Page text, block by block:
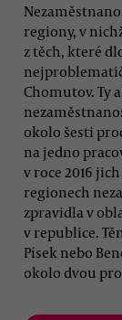
regiony, v
z těch, které
Chomutov. Ty
okolo šesti
na jedno
v roce 2016
regionech
zpravidla v
v republice.
Písek nebo
okolo dvou